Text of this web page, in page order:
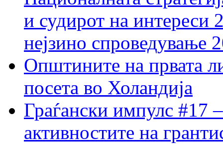
и судирот на интереси
нејзино спроведување
Општините на првата
посета во Холандија
Граѓански импулс #17
активностите на